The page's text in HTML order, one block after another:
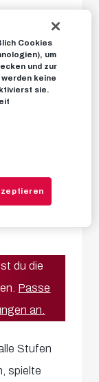
Dijon
07. JUNI 2022
zu
bis
du die
Passe
an.
Stufen
spielte
Cookies
um
und zur
keine
sie.